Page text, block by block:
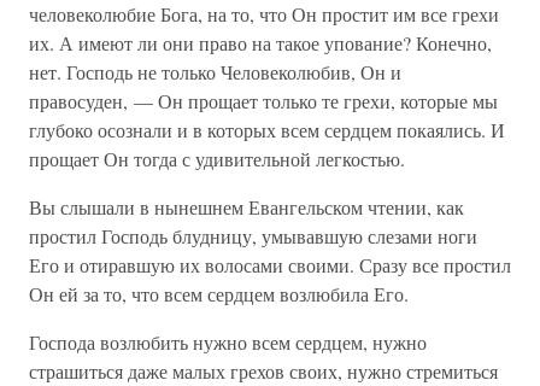
человеколюбие Бога, на то, что Он простит им все грехи
их. А имеют ли они право на такое упование? Конечно,
нет. Господь не только Человеколюбив, Он и
правосуден, — Он прощает только те грехи, которые мы
глубоко осознали и в которых всем сердцем покаялись. И
прощает Он тогда с удивительной легкостью.
Вы слышали в нынешнем Евангельском чтении, как
простил Господь блудницу, умывавшую слезами ноги
Его и отиравшую их волосами своими. Сразу все простил
Он ей за то, что всем сердцем возлюбила Его.
Господа возлюбить нужно всем сердцем, нужно
страшиться даже малых грехов своих, нужно стремиться